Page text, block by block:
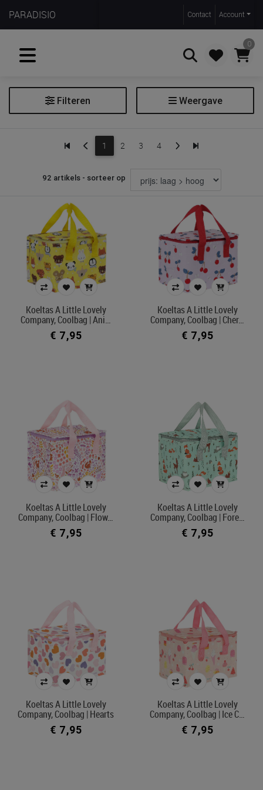
PARADISIO Contact Account
0
Zoeken
Filteren Weergave
Koelbox/koeltas
Filter koelbox/koeltas
koeltas
Prijs
€ 7 € 56
Merk
Ecocheque artikelen
Belgisch product
Filters toepassen
1 2 3 4
92 artikels - sorteer op
Koeltas A Little Lovely
Company, Coolbag | Ani…
€ 7,95
Koeltas A Little Lovely
Company, Coolbag | Cher…
€ 7,95
Koeltas A Little Lovely
Company, Coolbag | Flow…
€ 7,95
Koeltas A Little Lovely
Company, Coolbag | Fore…
€ 7,95
Koeltas A Little Lovely
Company, Coolbag | Hearts
€ 7,95
Koeltas A Little Lovely
Company, Coolbag | Ice C…
€ 7,95